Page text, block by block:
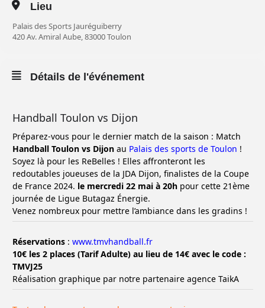
Lieu
Palais des Sports Jauréguiberry
420 Av. Amiral Aube, 83000 Toulon
Détails de l'événement
Handball Toulon vs Dijon
Préparez-vous pour le dernier match de la saison : Match
Handball Toulon vs Dijon au Palais des sports de Toulon !
Soyez là pour les ReBelles ! Elles affronteront les
redoutables joueuses de la JDA Dijon, finalistes de la Coupe
de France 2024. le mercredi 22 mai à 20h pour cette 21ème
journée de Ligue Butagaz Énergie.
Venez nombreux pour mettre l’ambiance dans les gradins !
Réservations : www.tmvhandball.fr
10€ les 2 places (Tarif Adulte) au lieu de 14€ avec le code :
TMVJ25
Réalisation graphique par notre partenaire agence TaikA